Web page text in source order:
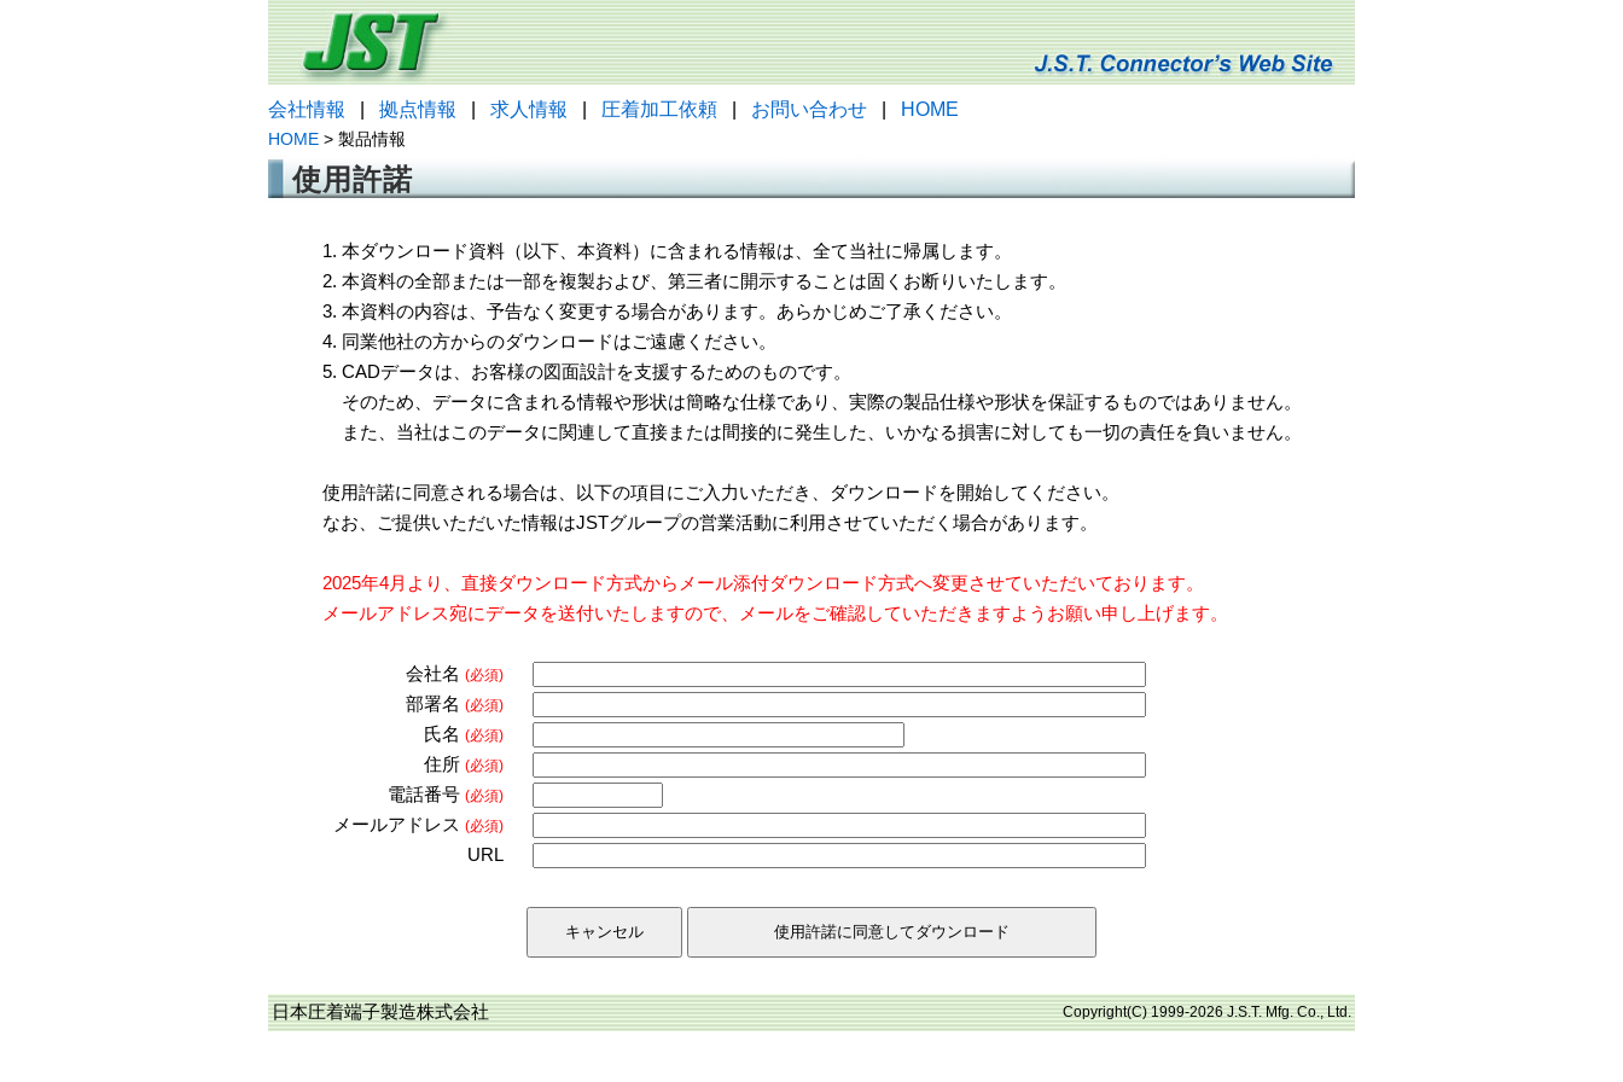
会社情報 拠点情報 求人情報 圧着加工依頼 お問い合わせ HOME
HOME > 製品情報
使用許諾
1. 本ダウンロード資料（以下、本資料）に含まれる情報は、全て当社に帰属します。
2. 本資料の全部または一部を複製および、第三者に開示することは固くお断りいたします。
3. 本資料の内容は、予告なく変更する場合があります。あらかじめご了承ください。
4. 同業他社の方からのダウンロードはご遠慮ください。
5. CADデータは、お客様の図面設計を支援するためのものです。
そのため、データに含まれる情報や形状は簡略な仕様であり、実際の製品仕様や形状を保証するものではありません。
また、当社はこのデータに関連して直接または間接的に発生した、いかなる損害に対しても一切の責任を負いません。
使用許諾に同意される場合は、以下の項目にご入力いただき、ダウンロードを開始してください。
なお、ご提供いただいた情報はJSTグループの営業活動に利用させていただく場合があります。
2025年4月より、直接ダウンロード方式からメール添付ダウンロード方式へ変更させていただいております。
メールアドレス宛にデータを送付いたしますので、メールをご確認していただきますようお願い申し上げます。
会社名 (必須)
部署名 (必須)
氏名 (必須)
住所 (必須)
電話番号 (必須)
メールアドレス (必須)
URL
日本圧着端子製造株式会社 Copyright(C) 1999-2026 J.S.T. Mfg. Co., Ltd.